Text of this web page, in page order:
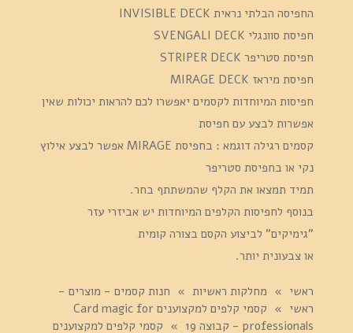
החפיסה הבלתי נראית INVISIBLE DECK
חפיסת סוונגלי SVENGALI DECK
חפיסת סטריפר STRIPER DECK
חפיסת מיראז MIRAGE DECK
חפיסות המיוחדות לקסמים יאפשרו לכם להראות יכולות שאין
אפשרות לבצע עם חפיסת
קסמים רגילה דוגמא : בחפיסת MIRAGE אפשר לבצע אילוץ
נקי או בחפיסת סטריפר
תמיד תמצאו את הקלף שהמשתתף בחר.
בנוסף לחפיסות הקלפים המיוחדות יש אביזרי עזר
"גימיקים" לביצוע הקסם בצורה קומית
או צבעונית יותר.
ראשי » מחלקות ראשיות » חנות קסמים - מוצרים -
ראשי »
קסמי קלפים למקצוענים Card magic for
professionals - קבוצה 19
» קסמי קלפים למקצוענים